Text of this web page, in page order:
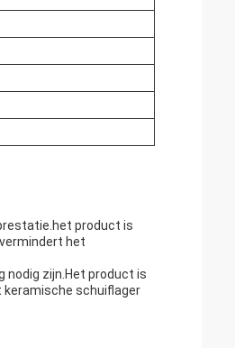
product is
het
nodig zijn.Het product is
keramische schuiflager